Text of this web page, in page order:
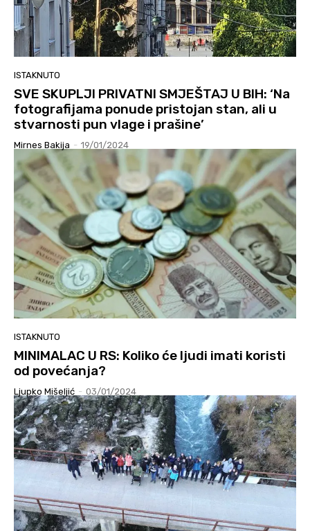
ISTAKNUTO
SVE SKUPLJI PRIVATNI SMJEŠTAJ U BIH: ‘Na
fotografijama ponude pristojan stan, ali u
stvarnosti pun vlage i prašine’
Mirnes Bakija - 19/01/2024
ISTAKNUTO
MINIMALAC U RS: Koliko će ljudi imati koristi
od povećanja?
Ljupko Mišeljić - 03/01/2024